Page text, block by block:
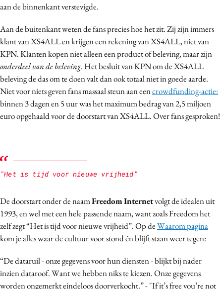
aan de binnenkant verstevigde.
Aan de buitenkant weten de fans precies hoe het zit. Zij zijn immers
klant van XS4ALL en krijgen een rekening van XS4ALL, niet van
KPN. Klanten kopen niet alleen een product of beleving, maar zijn
onderdeel van de beleving. Het besluit van KPN om de XS4ALL
beleving de das om te doen valt dan ook totaal niet in goede aarde.
Niet voor niets geven fans massaal steun aan eencrowdfunding-actie:
binnen 3 dagen en 5 uur was het maximum bedrag van 2,5 miljoen
euro opgehaald voor de doorstart van XS4ALL. Over fans gesproken!
"Het is tijd voor nieuwe vrijheid"
De doorstart onder de naamFreedomInternetvolgt de idealen uit
1993, en wel met een hele passende naam, want zoals Freedom het
zelf zegt “Het is tijd voor nieuwe vrijheid”. Op deWaarom pagina
kom je alles waar de cultuur voor stond én blijft staan weer tegen:
“De dataruil - onze gegevens voor hun diensten - blijkt bij nader
inzien dataroof. Want we hebben niks te kiezen. Onze gegevens
worden ongemerkt eindeloos doorverkocht.” - "If it’s free you’re not